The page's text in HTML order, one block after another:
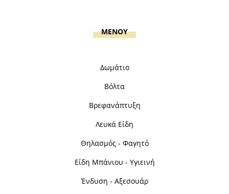
MENOY
Δωμάτιο
Βόλτα
Βρεφανάπτυξη
Λευκά Είδη
Θηλασμός - Φαγητό
Είδη Μπάνιου - Υγιεινή
Ένδυση - Αξεσουάρ